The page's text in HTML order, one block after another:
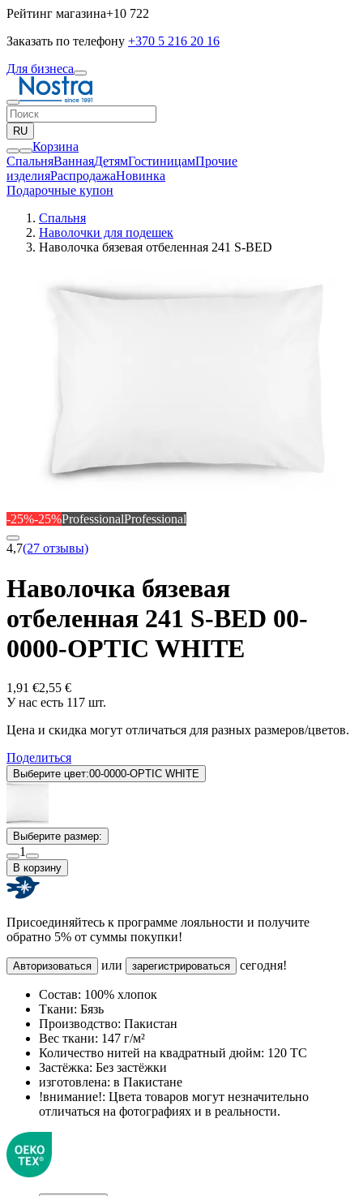
Рейтинг магазина+10 722
Заказать по телефону +370 5 216 20 16
Для бизнеса
RU
Корзина
СпальняВаннаяДетямГостиницамПрочие
изделияPаспродажаНовинка
Подарочные купон
Спальня
Наволочки для подешек
Наволочка бязевая отбеленная 241 S-BED
-25%-25%ProfessionalProfessional
4,7(27 отзывы)
Наволочка бязевая
отбеленная 241 S-BED 00-
0000-OPTIC WHITE
1,91 €2,55 €
У нас есть 117 шт.
Цена и скидка могут отличаться для разных размеров/цветов.
Поделиться
Выберите цвет:00-0000-OPTIC WHITE
Выберите размер:
1
В корзину
Присоединяйтесь к программе лояльности и получите
обратно 5% от суммы покупки!
Авторизоваться или зарегистрироваться сегодня!
Состав: 100% хлопок
Ткани: Бязь
Производство: Пакистан
Вес ткани: 147 г/м²
Количество нитей на квадратный дюйм: 120 TC
Застёжка: Без застёжки
изготовлена: в Пакистане
!внимание!: Цвета товаров могут незначительно
отличаться на фотографиях и в реальности.